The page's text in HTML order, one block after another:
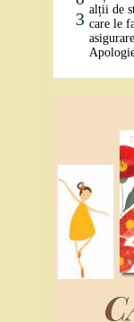
3 alții de
care le